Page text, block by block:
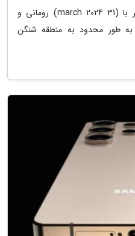
روز یکشنبه 12 فروردین 1403 برابر با (31 march 2024) رومانی و
13 سال انتظار به طور محدود به منطقه شنگن